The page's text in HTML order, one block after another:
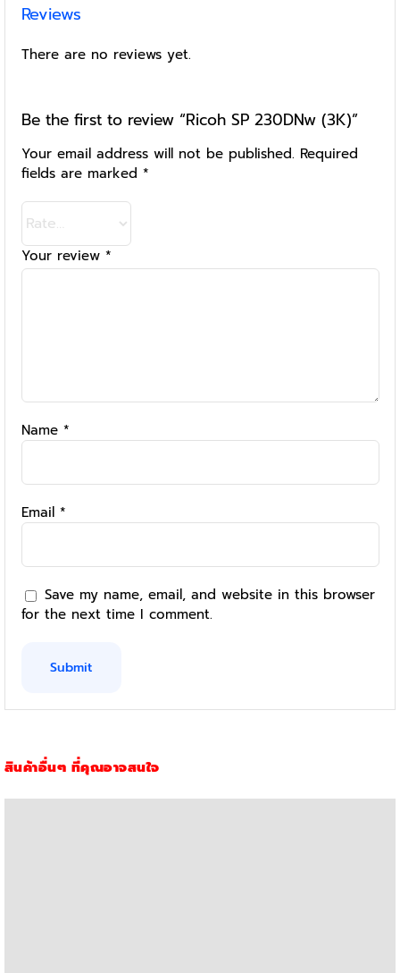
Reviews
There are no reviews yet.
Be the first to review “Ricoh SP 230DNw (3K)”
Your email address will not be published. Required
fields are marked *
Your review *
Name *
Email *
Save my name, email, and website in this browser
for the next time I comment.
สินค้าอื่นๆ ที่คุณอาจสนใจ